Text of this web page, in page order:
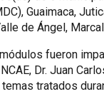
Guaimaca,
de Ángel,
fueron
Dr. Juan
temas tratados